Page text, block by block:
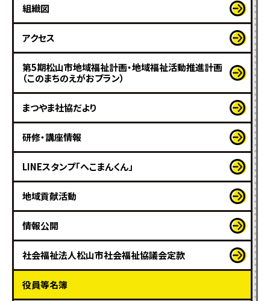
組織図
アクセス
第5期松山市地域福祉計画・地域福祉活動推進計画
（このまちのえがおプラン）
まつやま社協だより
研修・講座情報
LINEスタンプ「へこまんくん」
地域貢献活動
情報公開
社会福祉法人松山市社会福祉協議会定款
役員等名簿